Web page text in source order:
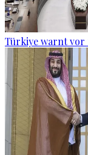
Türkiye warnt vor